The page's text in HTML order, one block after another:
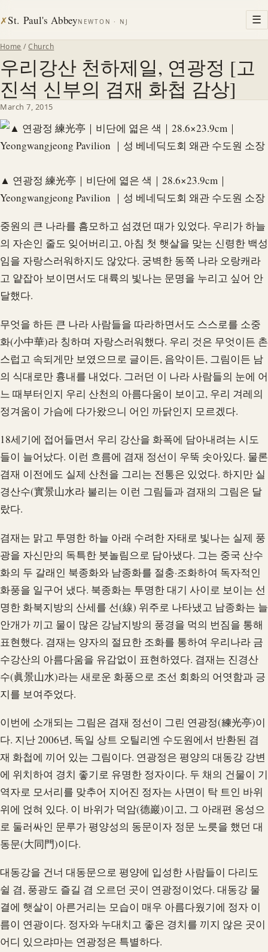
✗St. Paul's AbbeyNEWTON · NJ ☰
Home /Church
우리강산 천하제일, 연광정 [고
진석 신부의 겸재 화첩 감상]
March 7, 2015
▲ 연광정 練光亭｜비단에 엷은 색｜28.6×23.9cm｜
Yeongwangjeong Pavilion ｜성 베네딕도회 왜관 수도원 소장
중원의 큰 나라를 흠모하고 섬겼던 때가 있었다. 우리가 하늘
의 자손인 줄도 잊어버리고, 아침 첫 햇살을 맞는 신령한 백성
임을 자랑스러워하지도 않았다. 궁벽한 동쪽 나라 오랑캐라
고 얕잡아 보이면서도 대륙의 빛나는 문명을 누리고 싶어 안
달했다.
무엇을 하든 큰 나라 사람들을 따라하면서도 스스로를 소중
화(小中華)라 칭하며 자랑스러워했다. 우리 것은 무엇이든 촌
스럽고 속되게만 보였으므로 글이든, 음악이든, 그림이든 남
의 식대로만 흉내를 내었다. 그러던 이 나라 사람들의 눈에 어
느 때부터인지 우리 산천의 아름다움이 보이고, 우리 겨레의
정겨움이 가슴에 다가왔으니 어인 까닭인지 모르겠다.
18세기에 접어들면서 우리 강산을 화폭에 담아내려는 시도
들이 늘어났다. 이런 흐름에 겸재 정선이 우뚝 솟아있다. 물론
겸재 이전에도 실제 산천을 그리는 전통은 있었다. 하지만 실
경산수(實景山水라 불리는 이런 그림들과 겸재의 그림은 달
랐다.
겸재는 맑고 투명한 하늘 아래 수려한 자태로 빛나는 실제 풍
광을 자신만의 독특한 붓놀림으로 담아냈다. 그는 중국 산수
화의 두 갈래인 북종화와 남종화를 절충·조화하여 독자적인
화풍을 일구어 냈다. 북종화는 투명한 대기 사이로 보이는 선
명한 화북지방의 산세를 선(線) 위주로 나타냈고 남종화는 늘
안개가 끼고 물이 많은 강남지방의 풍경을 먹의 번짐을 통해
표현했다. 겸재는 양자의 절묘한 조화를 통하여 우리나라 금
수강산의 아름다움을 유감없이 표현하였다. 겸재는 진경산
수(眞景山水)라는 새로운 화풍으로 조선 회화의 어엿함과 긍
지를 보여주었다.
이번에 소개되는 그림은 겸재 정선이 그린 연광정(練光亭)이
다. 지난 2006년, 독일 상트 오틸리엔 수도원에서 반환된 겸
재 화첩에 끼어 있는 그림이다. 연광정은 평양의 대동강 강변
에 위치하여 경치 좋기로 유명한 정자이다. 두 채의 건물이 기
역자로 모서리를 맞추어 지어진 정자는 사면이 탁 트인 바위
위에 얹혀 있다. 이 바위가 덕암(德巖)이고, 그 아래편 옹성으
로 둘러싸인 문루가 평양성의 동문이자 정문 노릇을 했던 대
동문(大同門)이다.
대동강을 건너 대동문으로 평양에 입성한 사람들이 다리도
쉴 겸, 풍광도 즐길 겸 오르던 곳이 연광정이었다. 대동강 물
결에 햇살이 아른거리는 모습이 매우 아름다웠기에 정자 이
름이 연광이다. 정자와 누대치고 좋은 경치를 끼지 않은 곳이
어디 있으랴마는 연광정은 특별하다.